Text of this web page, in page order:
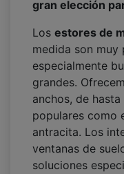
gran elección
Los estores de
medida son muy
especialmente
grandes.
anchos, de
populares como
antracita. Los
ventanas de
soluciones